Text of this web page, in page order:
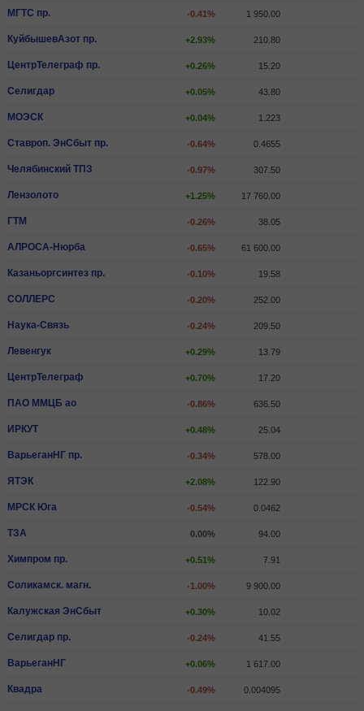
МГТС пр. -0.41% 1 950.00
КуйбышевАзот пр. +2.93% 210.80
ЦентрТелеграф пр. +0.26% 15.20
Селигдар +0.05% 43.80
МОЭСК +0.04% 1.223
Ставроп. ЭнСбыт пр. -0.64% 0.4655
Челябинский ТПЗ -0.97% 307.50
Лензолото +1.25% 17 760.00
ГТМ -0.26% 38.05
АЛРОСА-Нюрба -0.65% 61 600.00
Казаньоргсинтез пр. -0.10% 19.58
СОЛЛЕРС -0.20% 252.00
Наука-Связь -0.24% 209.50
Левенгук +0.29% 13.79
ЦентрТелеграф +0.70% 17.20
ПАО ММЦБ ао -0.86% 636.50
ИРКУТ +0.48% 25.04
ВарьеганHГ пр. -0.34% 578.00
ЯТЭК +2.08% 122.90
МРСК Юга -0.54% 0.0462
ТЗА 0.00% 94.00
Химпром пр. +0.51% 7.91
Соликамск. магн. -1.00% 9 900.00
Калужская ЭнСбыт +0.30% 10.02
Селигдар пр. -0.24% 41.55
ВарьеганHГ +0.06% 1 617.00
Квадра -0.49% 0.004095